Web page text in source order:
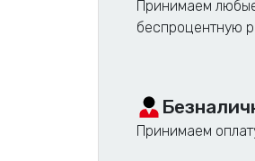
Основные
Тип печати:
Принимаем
беспроцентную
Принимаем